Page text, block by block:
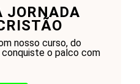
JORNADA
nosso curso, do
conquiste o palco com